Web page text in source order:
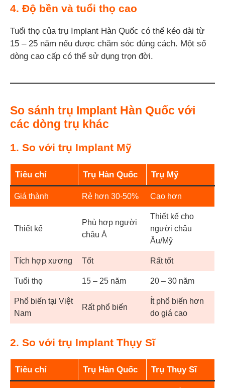
4. Độ bền và tuổi thọ cao
Tuổi thọ của trụ Implant Hàn Quốc có thể kéo dài từ
15 – 25 năm nếu được chăm sóc đúng cách. Một số
dòng cao cấp có thể sử dụng trọn đời.
So sánh trụ Implant Hàn Quốc với
các dòng trụ khác
1. So với trụ Implant Mỹ
Tiêu chí Trụ Hàn Quốc Trụ Mỹ
Giá thành Rẻ hơn 30-50% Cao hơn
Thiết kế
Phù hợp người
châu Á
Thiết kế cho
người châu
Âu/Mỹ
Tích hợp xương Tốt Rất tốt
Tuổi thọ 15 – 25 năm 20 – 30 năm
Phổ biến tại Việt
Nam
Rất phổ biến
Ít phổ biến hơn
do giá cao
2. So với trụ Implant Thụy Sĩ
Tiêu chí Trụ Hàn Quốc Trụ Thụy Sĩ